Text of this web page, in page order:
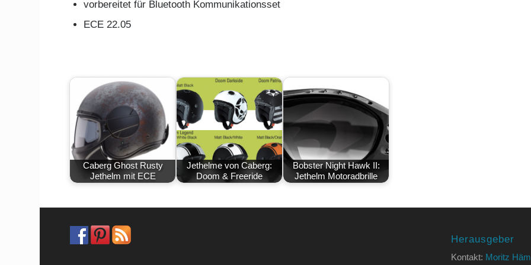
vorbereitet für Bluetooth Kommunikationsset
ECE 22.05
Caberg Ghost Rusty
Jethelm mit ECE
Jethelme von Caberg:
Doom & Freeride
Bobster Night Hawk II:
Jethelm Motoradbrille
Herausgeber
Kontakt: Moritz